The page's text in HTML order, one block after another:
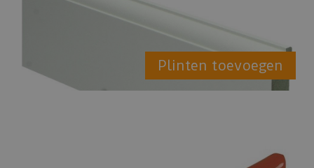
Plinten toevoegen